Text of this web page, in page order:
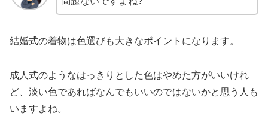
結婚式の着物は色選びも大きなポイントになります。
成人式のようなはっきりとした色はやめた方がいいけれ
ど、淡い色であればなんでもいいのではないかと思う人も
いますよね。